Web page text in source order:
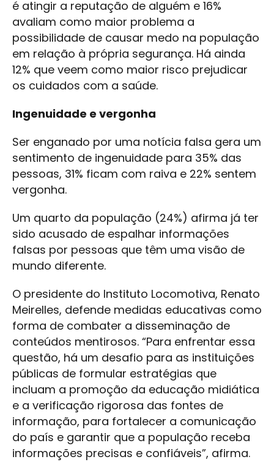
é atingir a reputação de alguém e 16%
avaliam como maior problema a
possibilidade de causar medo na população
em relação à própria segurança. Há ainda
12% que veem como maior risco prejudicar
os cuidados com a saúde.
Ingenuidade e vergonha
Ser enganado por uma notícia falsa gera um
sentimento de ingenuidade para 35% das
pessoas, 31% ficam com raiva e 22% sentem
vergonha.
Um quarto da população (24%) afirma já ter
sido acusado de espalhar informações
falsas por pessoas que têm uma visão de
mundo diferente.
O presidente do Instituto Locomotiva, Renato
Meirelles, defende medidas educativas como
forma de combater a disseminação de
conteúdos mentirosos. “Para enfrentar essa
questão, há um desafio para as instituições
públicas de formular estratégias que
incluam a promoção da educação midiática
e a verificação rigorosa das fontes de
informação, para fortalecer a comunicação
do país e garantir que a população receba
informações precisas e confiáveis”, afirma.